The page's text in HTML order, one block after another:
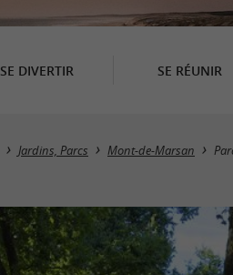
SE DIVERTIR SE RÉUNIR
Jardins, Parcs Mont-de-Marsan